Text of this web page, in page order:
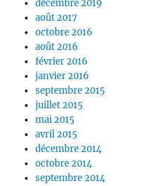
décembre 2019
août 2017
octobre 2016
août 2016
février 2016
janvier 2016
septembre 2015
juillet 2015
mai 2015
avril 2015
décembre 2014
octobre 2014
septembre 2014